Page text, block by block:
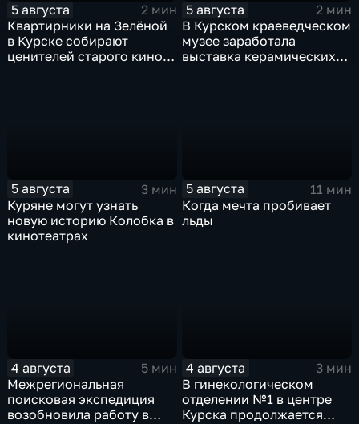
5 августа
2 мин
Квартирники на Зелёной
в Курске собирают
ценителей старого кино
5 августа
2 мин
В Курском краеведческом
музее заработала
выставка керамических
5 августа
3 мин
Куряне могут узнать
новую историю Колобка в
кинотеатрах
5 августа
11 мин
Когда мечта пробивает
льды
4 августа
5 мин
Межрегиональная
поисковая экспедиция
возобновила работу в
4 августа
3 мин
В гинекологическом
отделении №1 в центре
Курска продолжается